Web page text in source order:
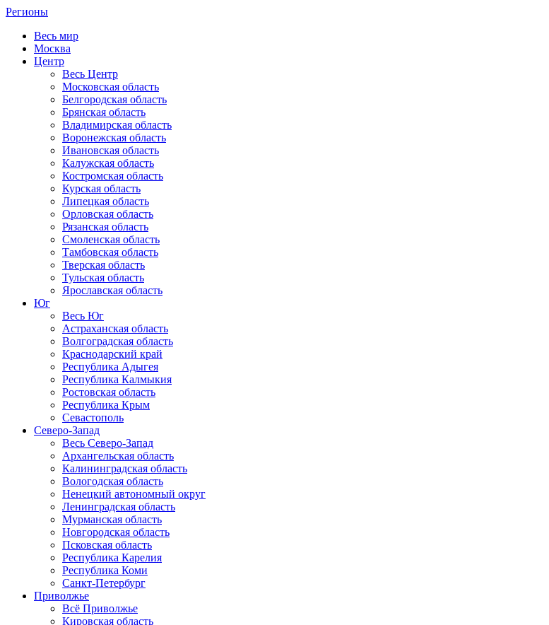
Регионы
Весь мир
Москва
Центр
Весь Центр
Московская область
Белгородская область
Брянская область
Владимирская область
Воронежская область
Ивановская область
Калужская область
Костромская область
Курская область
Липецкая область
Орловская область
Рязанская область
Смоленская область
Тамбовская область
Тверская область
Тульская область
Ярославская область
Юг
Весь Юг
Астраханская область
Волгоградская область
Краснодарский край
Республика Адыгея
Республика Калмыкия
Ростовская область
Республика Крым
Севастополь
Северо-Запад
Весь Северо-Запад
Архангельская область
Калининградская область
Вологодская область
Ненецкий автономный округ
Ленинградская область
Мурманская область
Новгородская область
Псковская область
Республика Карелия
Республика Коми
Санкт-Петербург
Приволжье
Всё Приволжье
Кировская область